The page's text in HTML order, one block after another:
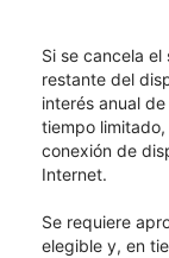
Si se cancela
restante del
interés anual
tiempo
conexión de
Internet.
Se requiere
elegible y, en